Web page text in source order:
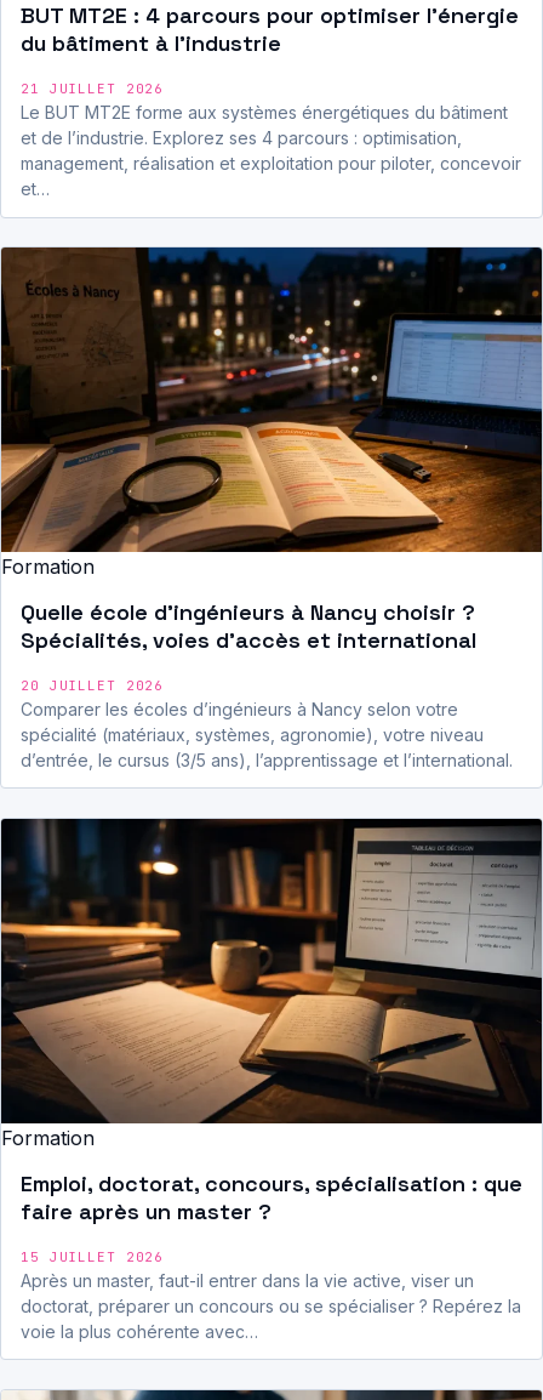
BUT MT2E : 4 parcours pour optimiser l’énergie
du bâtiment à l’industrie
21 JUILLET 2026
Le BUT MT2E forme aux systèmes énergétiques du bâtiment
et de l’industrie. Explorez ses 4 parcours : optimisation,
management, réalisation et exploitation pour piloter, concevoir
et…
Formation
Quelle école d’ingénieurs à Nancy choisir ?
Spécialités, voies d’accès et international
20 JUILLET 2026
Comparer les écoles d’ingénieurs à Nancy selon votre
spécialité (matériaux, systèmes, agronomie), votre niveau
d’entrée, le cursus (3/5 ans), l’apprentissage et l’international.
Formation
Emploi, doctorat, concours, spécialisation : que
faire après un master ?
15 JUILLET 2026
Après un master, faut-il entrer dans la vie active, viser un
doctorat, préparer un concours ou se spécialiser ? Repérez la
voie la plus cohérente avec…